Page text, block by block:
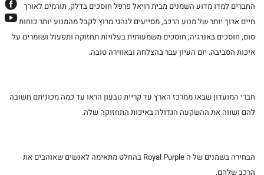
החברים למדו מדוע השמנים מבית רויאל פרפל חוסכים בדלק, תורמים לאורך
חיים ארוך יותר של מנוע הרכב, מסייעים לנהגי מרוץ לקבל מהמנוע יותר כוחות
סוס, חוסכים באנרגיה, חוסכים משמעותית בעלויות תחזוקה ותפעול ושומרים על
איכות הסביבה. יום העיון עבר בהצלחה ובאווירה טובה.
חברי המועדון שבאו ממרכז הארץ עד קריית טבעון הראו עד כמה מכוניתם חשובה
להם ושווה את ההשקעה הגדולה באיכות התחזוקה שלה.
הבחירה בשמנים של ה Royal Purple בהחלט מתאימה לאנשים שאוהבים את